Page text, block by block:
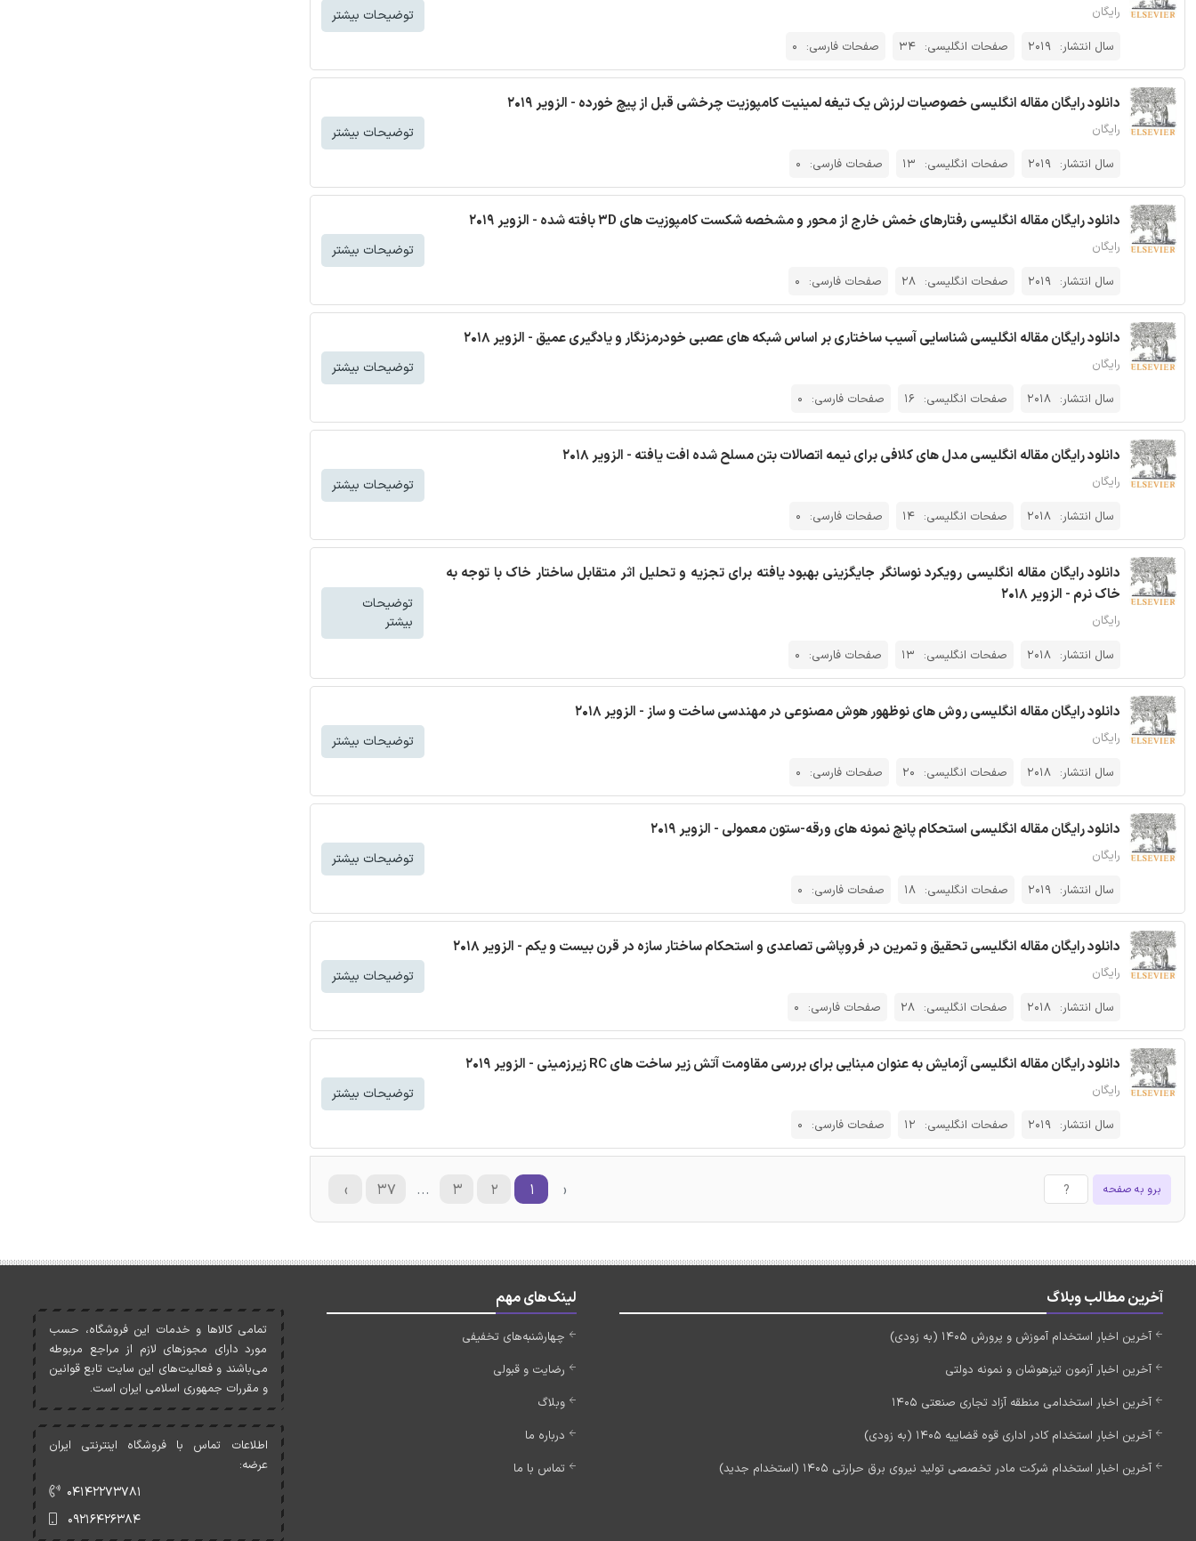
رایگان
سال انتشار: 2019 صفحات انگلیسی: 34 صفحات فارسی: 0
توضیحات بیشتر
دانلود رایگان مقاله انگلیسی خصوصیات لرزش یک تیغه لمینیت کامپوزیت چرخشی قبل از پیچ خورده - الزویر 2019
رایگان
سال انتشار: 2019 صفحات انگلیسی: 13 صفحات فارسی: 0
توضیحات بیشتر
دانلود رایگان مقاله انگلیسی رفتارهای خمش خارج از محور و مشخصه شکست کامپوزیت های 3D بافته شده - الزویر 2019
رایگان
سال انتشار: 2019 صفحات انگلیسی: 28 صفحات فارسی: 0
توضیحات بیشتر
دانلود رایگان مقاله انگلیسی شناسایی آسیب ساختاری بر اساس شبکه های عصبی خودرمزنگار و یادگیری عمیق - الزویر 2018
رایگان
سال انتشار: 2018 صفحات انگلیسی: 16 صفحات فارسی: 0
توضیحات بیشتر
دانلود رایگان مقاله انگلیسی مدل های کلافی برای نیمه اتصالات بتن مسلح شده افت یافته - الزویر 2018
رایگان
سال انتشار: 2018 صفحات انگلیسی: 14 صفحات فارسی: 0
توضیحات بیشتر
دانلود رایگان مقاله انگلیسی رویکرد نوسانگر جایگزینی بهبود یافته برای تجزیه و تحلیل اثر متقابل ساختار خاک با توجه به
خاک نرم - الزویر 2018
رایگان
سال انتشار: 2018 صفحات انگلیسی: 13 صفحات فارسی: 0
توضیحات
بیشتر
دانلود رایگان مقاله انگلیسی روش های نوظهور هوش مصنوعی در مهندسی ساخت و ساز - الزویر 2018
رایگان
سال انتشار: 2018 صفحات انگلیسی: 20 صفحات فارسی: 0
توضیحات بیشتر
دانلود رایگان مقاله انگلیسی استحکام پانچ نمونه های ورقه-ستون معمولی - الزویر 2019
رایگان
سال انتشار: 2019 صفحات انگلیسی: 18 صفحات فارسی: 0
توضیحات بیشتر
دانلود رایگان مقاله انگلیسی تحقیق و تمرین در فروپاشی تصاعدی و استحکام ساختار سازه در قرن بیست و یکم - الزویر 2018
رایگان
سال انتشار: 2018 صفحات انگلیسی: 28 صفحات فارسی: 0
توضیحات بیشتر
دانلود رایگان مقاله انگلیسی آزمایش به عنوان مبنایی برای بررسی مقاومت آتش زیر ساخت های RC زیرزمینی - الزویر 2019
رایگان
سال انتشار: 2019 صفحات انگلیسی: 12 صفحات فارسی: 0
توضیحات بیشتر
برو به صفحه ‹ ۱ ۲ ۳ ... ۳۷ ›
آخرین مطالب وبلاگ
آخرین اخبار استخدام آموزش و پرورش 1405 (به زودی)
آخرین اخبار آزمون تیزهوشان و نمونه دولتی
آخرین اخبار استخدامی منطقه آزاد تجاری صنعتی 1405
آخرین اخبار استخدام کادر اداری قوه قضاییه 1405 (به زودی)
آخرین اخبار استخدام شرکت مادر تخصصی تولید نیروی برق حرارتی 1405 (استخدام جدید)
لینک‌های مهم
چهارشنبه‌های تخفیفی
رضایت و قبولی
وبلاگ
درباره ما
تماس با ما
تمامی کالاها و خدمات اين فروشگاه، حسب
مورد دارای مجوزهای لازم از مراجع مربوطه
می‌باشند و فعاليت‌های اين سايت تابع قوانين
و مقررات جمهوری اسلامی ايران است.
اطلاعات تماس با فروشگاه اینترنتی ایران
عرضه:
۰۴۱۴۲۲۷۳۷۸۱
۰۹۲۱۶۴۲۶۳۸۴